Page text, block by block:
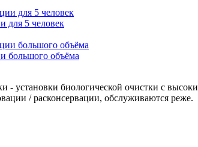
для 5 человек
большого объёма
- установки биологической очистки с
/ расконсервации, обслуживаются реже.